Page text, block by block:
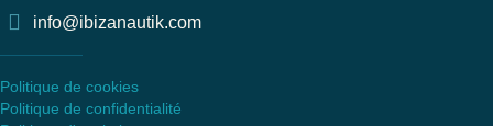
info@ibizanautik.com
Politique de cookies
Politique de confidentialité